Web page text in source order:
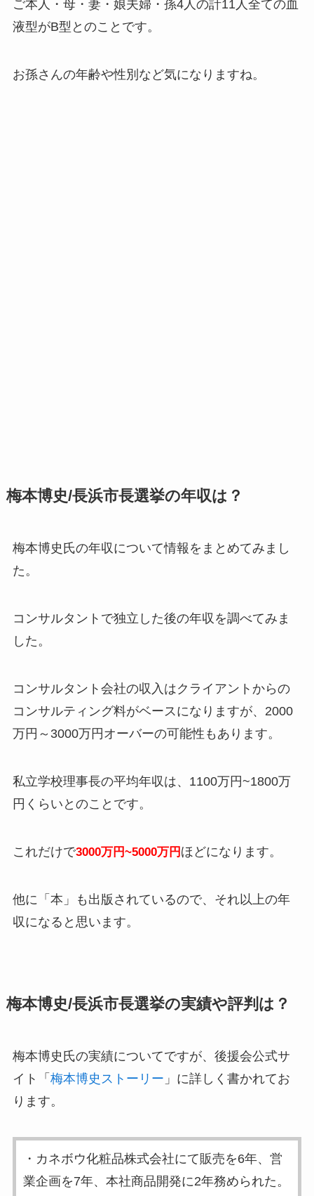
ご本人・母・妻・娘夫婦・孫4人の計11人全ての血
液型がB型とのことです。
お孫さんの年齢や性別など気になりますね。
梅本博史/長浜市長選挙の年収は？
梅本博史氏の年収について情報をまとめてみまし
た。
コンサルタントで独立した後の年収を調べてみま
した。
コンサルタント会社の収入はクライアントからの
コンサルティング料がベースになりますが、2000
万円～3000万円オーバーの可能性もあります。
私立学校理事長の平均年収は、1100万円~1800万
円くらいとのことです。
これだけで3000万円~5000万円 ほどになります。
他に「本」も出版されているので、それ以上の年
収になると思います。
梅本博史/長浜市長選挙の実績や評判は？
梅本博史氏の実績についてですが、後援会公式サ
イト「 梅本博史ストーリー 」に詳しく書かれてお
ります。
・カネボウ化粧品株式会社にて販売を6年、営
業企画を7年、本社商品開発に2年務められた。